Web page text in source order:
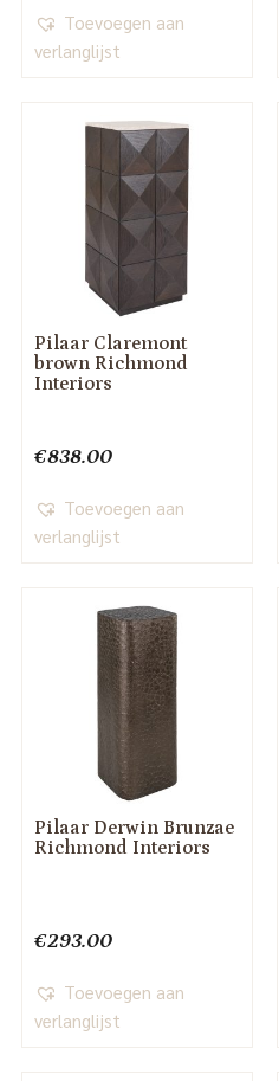
Toevoegen aan
verlanglijst
Pilaar Claremont
brown Richmond
Interiors
€838.00
Toevoegen aan
verlanglijst
Pilaar Derwin Brunzae
Richmond Interiors
€293.00
Toevoegen aan
verlanglijst